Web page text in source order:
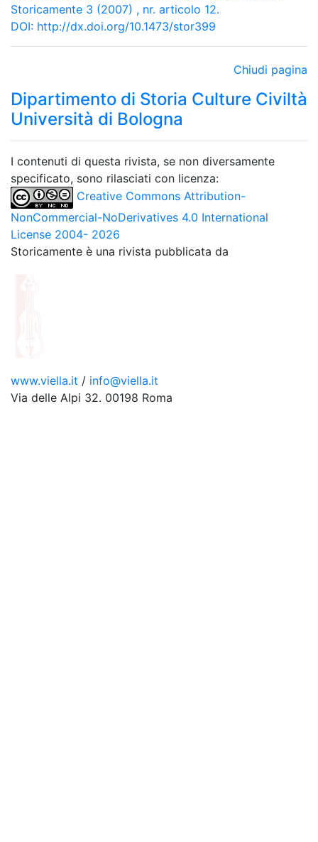
Storicamente 3 (2007) , nr. articolo 12.
DOI: http://dx.doi.org/10.1473/stor399
Chiudi pagina
Dipartimento di Storia Culture Civiltà
Università di Bologna
I contenuti di questa rivista, se non diversamente
specificato, sono rilasciati con licenza:
Creative Commons Attribution-
NonCommercial-NoDerivatives 4.0 International
License 2004- 2026
Storicamente è una rivista pubblicata da
www.viella.it / info@viella.it
Via delle Alpi 32. 00198 Roma